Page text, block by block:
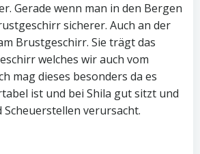
Gerade wenn man in den Bergen
sicherer. Auch an der
Brustgeschirr. Sie trägt das
welches wir auch vom
mag dieses besonders da es
ist und bei Shila gut sitzt und
verursacht.